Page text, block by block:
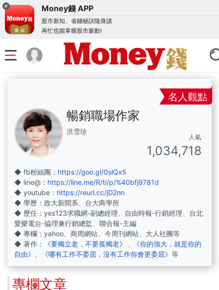
Money錢 APP
股市新知、省錢秘訣隨身讀
再忙也能掌握股市脈動!
名人觀點
暢銷職場作家
洪雪珍
人氣
1,034,718
◆ fb粉絲團： https://goo.gl/0slQx5
◆ line@： https://line.me/R/ti/p/%40bfj9781d
◆ youtube： https://reurl.cc/jD2nn
◆ 學歷：政大新聞系、台大商學所
◆ 歷任：yes123求職網-副總經理、自由時報-行銷經理、台北
愛樂電台-協理兼行銷總監、聯合報-主編
◆ 專欄：yahoo、商周網站、今周刊網站、大人社團等
◆ 著作：
《要獨立老，不要孤獨老》
《你的強大，就是你的
自由》
《哪有工作不委屈，沒有工作你會更委屈》 等
專欄文章